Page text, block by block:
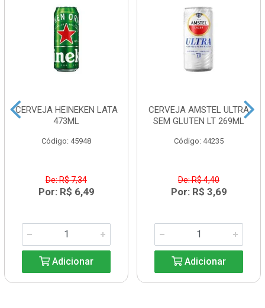
CERVEJA HEINEKEN LATA
473ML
Código: 45948
De: R$ 7,34
Por: R$ 6,49
Adicionar
CERVEJA AMSTEL ULTRA
SEM GLUTEN LT 269ML
Código: 44235
De: R$ 4,40
Por: R$ 3,69
Adicionar